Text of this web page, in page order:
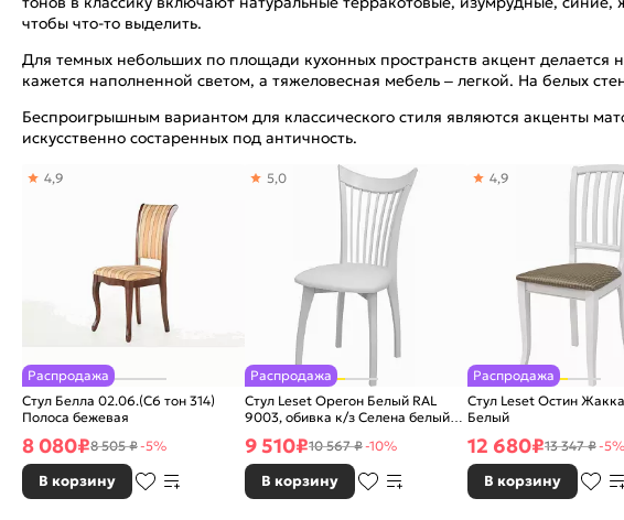
чтобы что-то выделить.
Для темных небольших по площади кухонных пространств акцент делается
кажется наполненной светом, а тяжеловесная мебель – легкой. На белых
Беспроигрышным вариантом для классического стиля являются акценты
искусственно состаренных под античность.
Распродажа
Стул Белла 02.06.(С6 тон 314)
Полоса бежевая
4,9
8 080₽8 505 ₽-5%
В корзину
Распродажа
Стул Leset Орегон Белый RAL
9003, обивка к/з Селена белый
5,0
9 510₽10 567 ₽-10%
В корзину
Распродажа
Стул Leset Остин
Белый
4,9
12 680₽13 347 ₽-5%
В корзину